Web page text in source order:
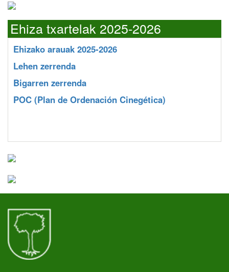
Ehiza txartelak 2025-2026
Ehizako arauak 2025-2026
Lehen zerrenda
Bigarren zerrenda
POC (Plan de Ordenación Cinegética)